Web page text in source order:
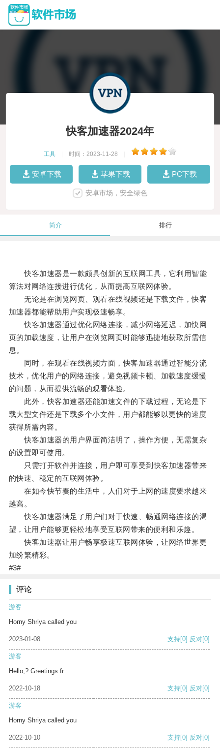
快客加速器2024年
工具 时间：2023-11-28
安卓下载 苹果下载 PC下载
安卓市场，安全绿色
简介 排行
快客加速器是一款颇具创新的互联网工具，它利用智能
算法对网络连接进行优化，从而提高互联网体验。
无论是在浏览网页、观看在线视频还是下载文件，快客
加速器都能帮助用户实现极速畅享。
快客加速器通过优化网络连接，减少网络延迟，加快网
页的加载速度，让用户在浏览网页时能够迅捷地获取所需信
息。
同时，在观看在线视频方面，快客加速器通过智能分流
技术，优化用户的网络连接，避免视频卡顿、加载速度缓慢
的问题，从而提供流畅的观看体验。
此外，快客加速器还能加速文件的下载过程，无论是下
载大型文件还是下载多个小文件，用户都能够以更快的速度
获得所需内容。
快客加速器的用户界面简洁明了，操作方便，无需复杂
的设置即可使用。
只需打开软件并连接，用户即可享受到快客加速器带来
的快速、稳定的互联网体验。
在如今快节奏的生活中，人们对于上网的速度要求越来
越高。
快客加速器满足了用户们对于快速、畅通网络连接的渴
望，让用户能够更轻松地享受互联网带来的便利和乐趣。
快客加速器让用户畅享极速互联网体验，让网络世界更
加纷繁精彩。
#3#
评论
游客
Horny Shriya called you
2023-01-08 支持[0] 反对[0]
游客
Hello,? Greetings fr
2022-10-18 支持[0] 反对[0]
游客
Horny Shriya called you
2022-10-10 支持[0] 反对[0]